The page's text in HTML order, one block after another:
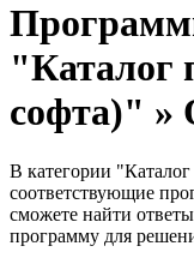
"Каталог
софта)" »
В категории
соответствующие
сможете найти
программу для